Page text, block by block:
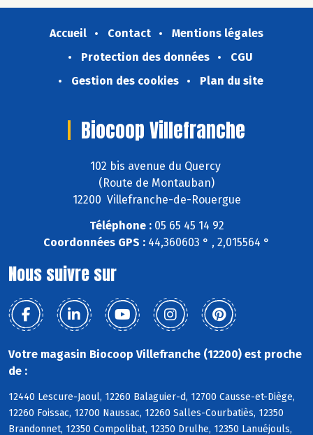
Accueil Contact
Mentions légales
Protection des données
CGU
Gestion des cookies
Plan du site
Biocoop Villefranche
102 bis avenue du Quercy
(Route de Montauban)
12200 Villefranche-de-Rouergue
Téléphone :05 65 45 14 92
Coordonnées GPS : 44,360603 ° , 2,015564 °
Nous suivre sur
Votre magasin Biocoop Villefranche (12200) est proche
de :
12440 Lescure-Jaoul, 12260 Balaguier-d, 12700 Causse-et-Diège,
12260 Foissac, 12700 Naussac, 12260 Salles-Courbatiès, 12350
Brandonnet, 12350 Compolibat, 12350 Drulhe, 12350 Lanuéjouls,